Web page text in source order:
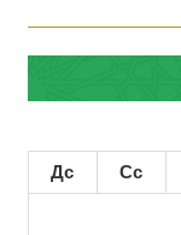
Дс
Сс